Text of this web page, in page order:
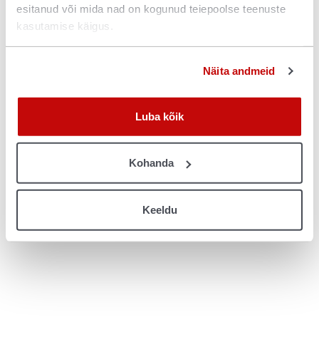
esitanud või mida nad on kogunud teiepoolse teenuste
kasutamise käigus.
Näita andmeid
Luba kõik
Kohanda
Keeldu
Application error: a client-side exception has occurred (see the browser